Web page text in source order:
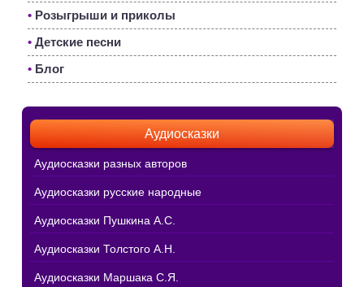
• Розыгрыши и приколы
• Детские песни
• Блог
Аудиосказки
Аудиосказки разных авторов
Аудиосказки русские народные
Аудиосказки Пушкина А.С.
Аудиосказки Толстого А.Н.
Аудиосказки Маршака С.Я.